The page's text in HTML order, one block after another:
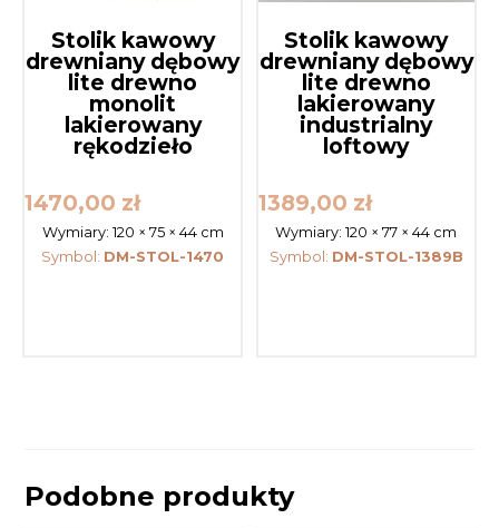
Stolik kawowy
drewniany dębowy
lite drewno
monolit
lakierowany
rękodzieło
1470,00 zł
Wymiary: 120 × 75 × 44 cm
Symbol: DM-STOL-1470
Stolik kawowy
drewniany dębowy
lite drewno
lakierowany
industrialny
loftowy
1389,00 zł
Wymiary:120 × 77 × 44 cm
Symbol: DM-STOL-1389B
Podobne produkty